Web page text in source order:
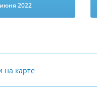
2022
на карте